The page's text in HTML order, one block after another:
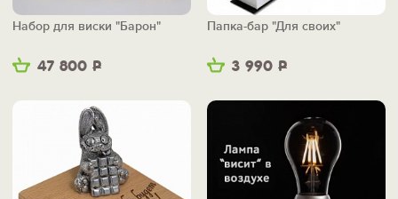
47 800 Р
Набор для виски "Барон"
3 990 Р
Папка-бар "Для своих"